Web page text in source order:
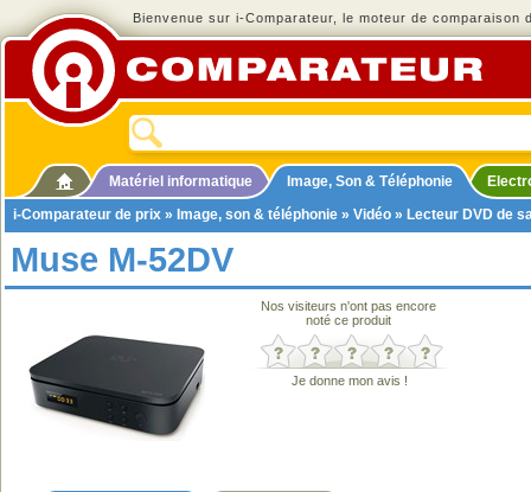
Bienvenue sur i-Comparateur, le moteur de comparaison
Matériel informatique Image, Son & Téléphonie
i-Comparateur de prix » Image, son & téléphonie » Vidéo » Lecteur DVD de
Muse M-52DV
Nos visiteurs n'ont pas encore
noté ce produit
Je donne mon avis !